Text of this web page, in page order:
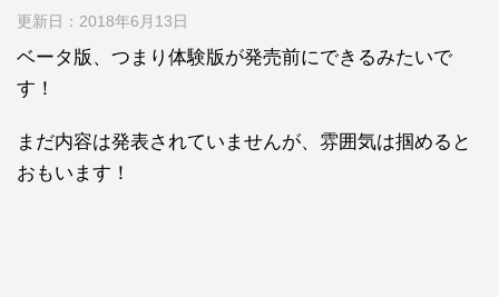
更新日： 2018年6月13日
ベータ版、つまり体験版が発売前にできるみたいで
す！
まだ内容は発表されていませんが、雰囲気は掴めると
おもいます！